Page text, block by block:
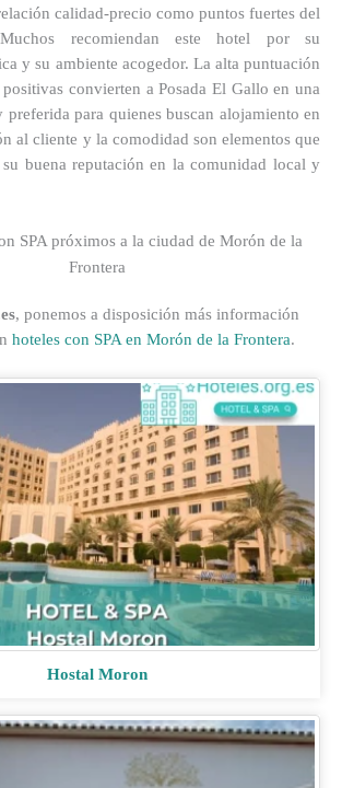
calidad-precio como puntos fuertes del
Muchos recomiendan este hotel por su
y su ambiente acogedor. La alta puntuación
convierten a Posada El Gallo en una
para quienes buscan alojamiento en
al cliente y la comodidad son elementos que
buena reputación en la comunidad local y
SPA próximos a la ciudad de Morón de la
Frontera
, ponemos a disposición más información
hoteles con SPA en Morón de la Frontera.
Hostal Moron